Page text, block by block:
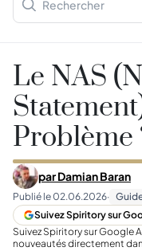
Le NAS
Problème
parDamian Baran
Publié le 02.06.2026·
Suivez Spiritory sur
Suivez Spiritory sur Google
nouveautés directement